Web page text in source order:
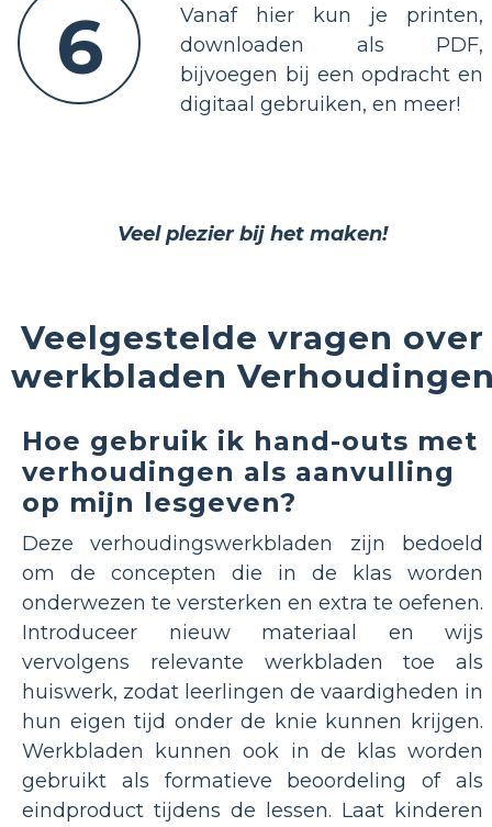
6
Vanaf hier kun je printen,
downloaden als PDF,
bijvoegen bij een opdracht en
digitaal gebruiken, en meer!
Veel plezier bij het maken!
Veelgestelde vragen over
werkbladen
Hoe gebruik ik hand-outs met
verhoudingen als aanvulling
op mijn lesgeven?
Deze verhoudingswerkbladen zijn bedoeld
om de concepten die in de klas worden
onderwezen te versterken en extra te oefenen.
Introduceer nieuw materiaal en wijs
vervolgens relevante werkbladen toe als
huiswerk, zodat leerlingen de vaardigheden in
hun eigen tijd onder de knie kunnen krijgen.
Werkbladen kunnen ook in de klas worden
gebruikt als formatieve beoordeling of als
eindproduct tijdens de lessen. Laat kinderen